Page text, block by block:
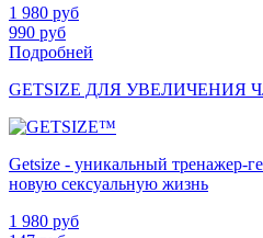
1 980 руб
990 руб
Подробней
GETSIZE ДЛЯ УВЕЛИЧЕНИЯ
Getsize - уникальный тренажер-
новую сексуальную жизнь
1 980 руб